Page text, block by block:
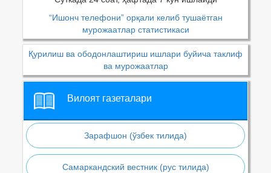
“Ишонч телефони” орқали келиб тушаётган
мурожаатлар статистикаси
Қурилиш ва ободонлаштириш ишлари буйича таклиф
ва мурожаатлар
Вилоят газеталари
Зарафшон (ўзбек тилида)
Самаркандский вестник (рус тилида)